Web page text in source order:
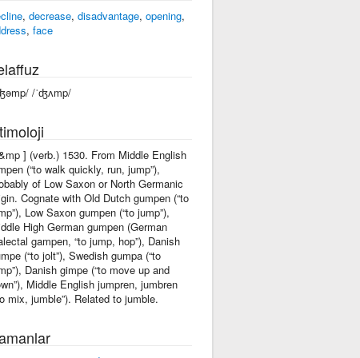
, decrease, disadvantage, opening,
, face
/ˈʤʌmp/
] (verb.) 1530. From Middle English
(“to walk quickly, run, jump”),
of Low Saxon or North Germanic
Cognate with Old Dutch gumpen (“to
Low Saxon gumpen (“to jump”),
High German gumpen (German
gampen, “to jump, hop”), Danish
(“to jolt”), Swedish gumpa (“to
Danish gimpe (“to move up and
Middle English jumpren, jumbren
mix, jumble”). Related to jumble.